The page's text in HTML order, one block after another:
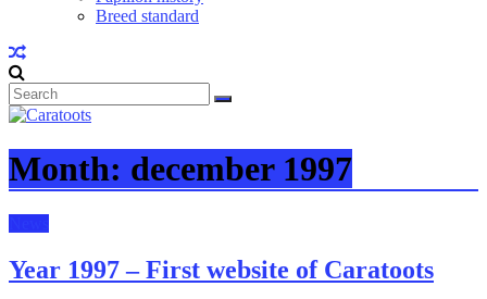
Breed standard
Month: december 1997
Year 1997 – First website of Caratoots